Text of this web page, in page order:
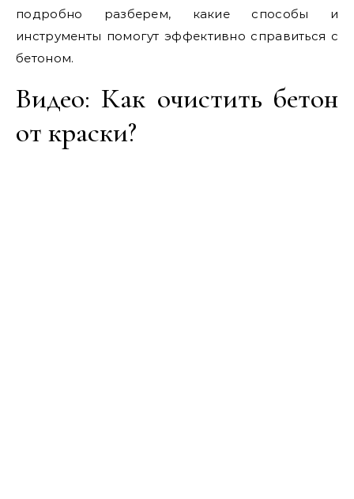
подробно разберем, какие способы и
инструменты помогут эффективно справиться с
бетоном.
Видео: Как очистить бетон
от краски?